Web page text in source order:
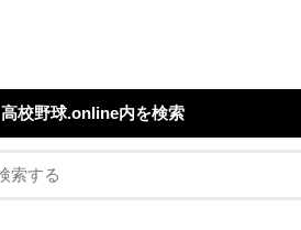
高校野球.online内を検索